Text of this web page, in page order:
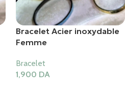
Bracelet Acier inoxydable
Femme
Bracelet
1,900 DA